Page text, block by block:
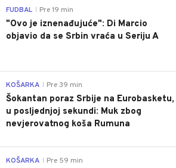
FUDBAL Pre 19 min
"Ovo je iznenađujuće": Di Marcio
objavio da se Srbin vraća u Seriju A
KOŠARKA Pre 39 min
Šokantan poraz Srbije na Eurobasketu,
u posljednjoj sekundi: Muk zbog
nevjerovatnog koša Rumuna
KOŠARKA Pre 59 min